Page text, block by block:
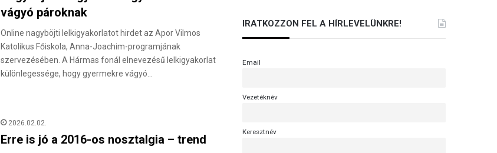
vágyó pároknak
Online nagyböjti lelkigyakorlatot hirdet az Apor Vilmos
Katolikus Főiskola, Anna-Joachim-programjának
szervezésében. A Hármas fonál elnevezésű lelkigyakorlat
különlegessége, hogy gyermekre vágyó…
2026.02.02.
Erre is jó a 2016-os nosztalgia – trend
IRATKOZZON FEL A HÍRLEVELÜNKRE!
Email
Vezetéknév
Keresztnév